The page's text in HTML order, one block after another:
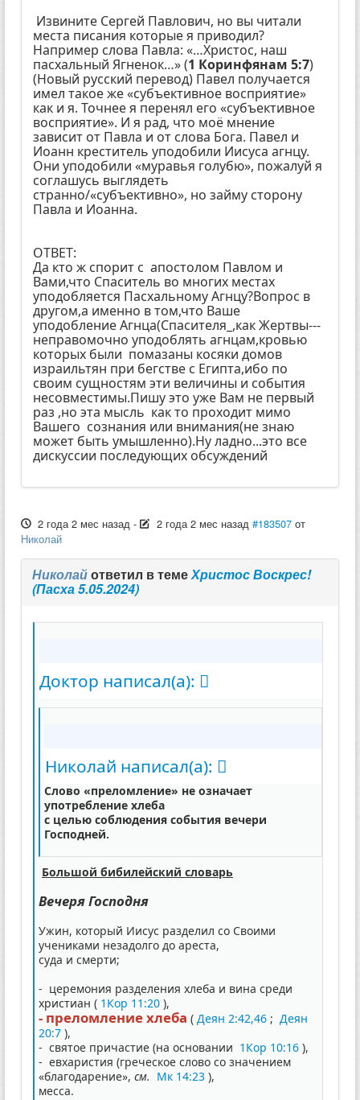
Извините Сергей Павлович, но вы читали
места писания которые я приводил?
Например слова Павла: «…Христос, наш
пасхальный Ягненок…» (1 Коринфянам 5:7)
(Новый русский перевод) Павел получается
имел такое же «субъективное восприятие»
как и я. Точнее я перенял его «субъективное
восприятие». И я рад, что моё мнение
зависит от Павла и от слова Бога. Павел и
Иоанн креститель уподобили Иисуса агнцу.
Они уподобили «муравья голубю», пожалуй я
соглашусь выглядеть
странно/«субъективно», но займу сторону
Павла и Иоанна.
ОТВЕТ:
Да кто ж спорит с апостолом Павлом и
Вами,что Спаситель во многих местах
уподобляется Пасхальному Агнцу?Вопрос в
другом,а именно в том,что Ваше
уподобление Агнца(Спасителя_,как Жертвы---
неправомочно уподоблять агнцам,кровью
которых были помазаны косяки домов
израильтян при бегстве с Египта,ибо по
своим сущностям эти величины и события
несовместимы.Пишу это уже Вам не первый
раз ,но эта мысль как то проходит мимо
Вашего сознания или внимания(не знаю
может быть умышленно).Ну ладно...это все
дискуссии последующих обсуждений
2 года 2 мес назад - 2 года 2 мес назад #183507 от
Николай
Николайответил в темеХристос Воскрес!
(Пасха 5.05.2024)
Доктор написал(а):
Николай написал(а):
Слово «преломление» не означает
употребление хлеба
с целью соблюдения события вечери
Господней.
Большой бибилейский словарь
Вечеря Господня
Ужин, который Иисус разделил со Своими
учениками незадолго до ареста,
суда и смерти;
- церемония разделения хлеба и вина среди
христиан ( 1Кор 11:20 ),
- преломление хлеба ( Деян 2:42,46 ; Деян
20:7 ),
- святое причастие (на основании 1Кор 10:16 ),
- евхаристия (греческое слово со значением
«благодарение», см. Мк 14:23 ),
месса.